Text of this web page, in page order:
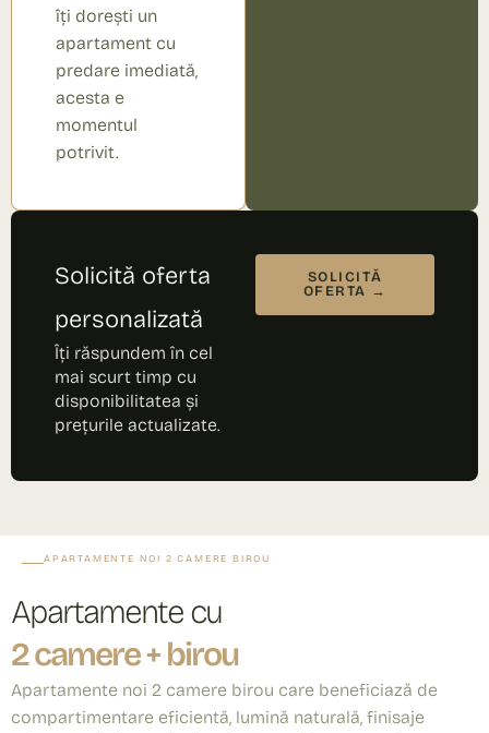
îți dorești un
apartament cu
predare imediată,
acesta e
momentul
potrivit.
Solicită oferta
personalizată
Îți răspundem în cel
mai scurt timp cu
disponibilitatea și
prețurile actualizate.
SOLICITĂ
OFERTA →
APARTAMENTE NOI 2 CAMERE BIROU
Apartamente cu
2 camere + birou
Apartamente noi 2 camere birou care beneficiază de
compartimentare eficientă, lumină naturală, finisaje